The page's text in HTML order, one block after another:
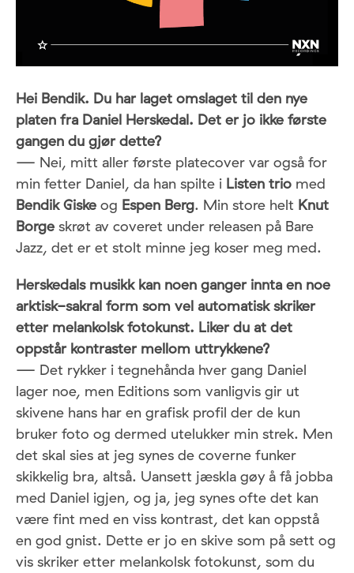
Hei Bendik. Du har laget omslaget til den nye
platen fra Daniel Herskedal. Det er jo ikke første
gangen du gjør dette?
— Nei, mitt aller første platecover var også for
min fetter Daniel, da han spilte i Listen trio med
Bendik Giske og Espen Berg. Min store helt Knut
Borge skrøt av coveret under releasen på Bare
Jazz, det er et stolt minne jeg koser meg med.
Herskedals musikk kan noen ganger innta en noe
arktisk-sakral form som vel automatisk skriker
etter melankolsk fotokunst. Liker du at det
oppstår kontraster mellom uttrykkene?
— Det rykker i tegnehånda hver gang Daniel
lager noe, men Editions som vanligvis gir ut
skivene hans har en grafisk profil der de kun
bruker foto og dermed utelukker min strek. Men
det skal sies at jeg synes de coverne funker
skikkelig bra, altså. Uansett jæskla gøy å få jobba
med Daniel igjen, og ja, jeg synes ofte det kan
være fint med en viss kontrast, det kan oppstå
en god gnist. Dette er jo en skive som på sett og
vis skriker etter melankolsk fotokunst, som du